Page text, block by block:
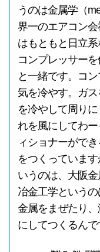
うのは金属学（
界一のエアコン
はもともと日立
コンプレッサー
と一緒です。コ
気を冷やす。ガ
を冷やして周り
れを風にしてわ
ィショナーがで
をつくっていま
いうのは、大阪金
冶金工学という
金属をまぜたり
にしてつくるんで